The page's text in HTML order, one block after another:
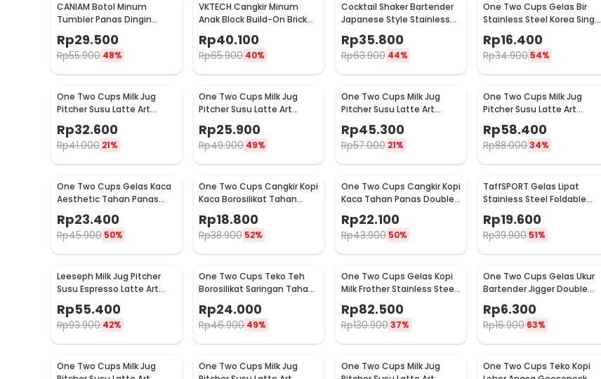
CANIAM Botol Minum
Tumbler Panas Dingin
400ml
Rp29.500
Rp55.900 48%
VKTECH Cangkir Minum
Anak Block Build-On Brick
Rp40.100
Rp65.900 40%
Cocktail Shaker Bartender
Japanese Style Stainless
Steel 200ml
Rp35.800
Rp63.900 44%
One Two Cups Gelas Bir
Stainless Steel Korea Single
Wall Glass 180ml - J070
Rp16.400
Rp34.900 54%
One Two Cups Milk Jug
Pitcher Susu Latte Art
Espresso Stainless Steel
350ml - J068
Rp32.600
Rp41.000 21%
One Two Cups Milk Jug
Pitcher Susu Latte Art
150ml - J068
Rp25.900
Rp49.900 49%
One Two Cups Milk Jug
Pitcher Susu Latte Art
Espresso Stainless Steel
600ml - J068
Rp45.300
Rp57.000 21%
One Two Cups Milk Jug
Pitcher Susu Latte Art
Espresso Stainless Steel
900ml - J068
Rp58.400
Rp88.00034%
One Two Cups Gelas Kaca
Aesthetic Tahan Panas
Double Wall Glass 433ml -
PLY1704
Rp23.400
Rp45.900 50%
One Two Cups Cangkir Kopi
Kaca Borosilikat Tahan
Panas Double Wall Cup
160ml
Rp18.800
Rp38.900 52%
One Two Cups Cangkir Kopi
Kaca Tahan Panas Double
Rp22.100
Rp43.900 50%
TaffSPORT Gelas Lipat
Stainless Steel Foldable
Cup Carabiner 240ml -
F180
Rp19.600
Rp39.900 51%
Leeseph Milk Jug Pitcher
Susu Espresso Latte Art
2016
Rp55.400
Rp93.900 42%
One Two Cups Teko Teh
Borosilikat Saringan Tahan
757
Rp24.000
Rp46.900 49%
One Two Cups Gelas Kopi
Milk Frother Stainless Steel
400ml - WZ0011
Rp82.500
Rp130.900 37%
One Two Cups Gelas Ukur
Bartender Jigger Double
Shot 15ml and 30ml - LE2
Rp6.300
Rp16.900 63%
One Two Cups Milk Jug
One Two Cups Milk Jug
One Two Cups Milk Jug
One Two Cups Teko Kopi